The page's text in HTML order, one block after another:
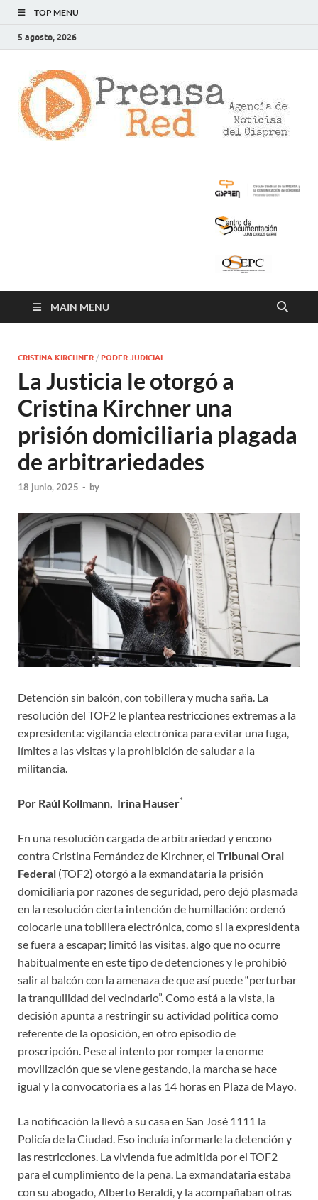
TOP MENU
5 agosto, 2026
MAIN MENU
CRISTINA KIRCHNER / PODER JUDICIAL
La Justicia le otorgó a
Cristina Kirchner una
prisión domiciliaria plagada
de arbitrariedades
18 junio, 2025 - by
Detención sin balcón, con tobillera y mucha saña. La
resolución del TOF2 le plantea restricciones extremas a la
expresidenta: vigilancia electrónica para evitar una fuga,
límites a las visitas y la prohibición de saludar a la
militancia.
Por Raúl Kollmann, Irina Hauser*
En una resolución cargada de arbitrariedad y encono
contra Cristina Fernández de Kirchner, el Tribunal Oral
Federal (TOF2) otorgó a la exmandataria la prisión
domiciliaria por razones de seguridad, pero dejó plasmada
en la resolución cierta intención de humillación: ordenó
colocarle una tobillera electrónica, como si la expresidenta
se fuera a escapar; limitó las visitas, algo que no ocurre
habitualmente en este tipo de detenciones y le prohibió
salir al balcón con la amenaza de que así puede “perturbar
la tranquilidad del vecindario”. Como está a la vista, la
decisión apunta a restringir su actividad política como
referente de la oposición, en otro episodio de
proscripción. Pese al intento por romper la enorme
movilización que se viene gestando, la marcha se hace
igual y la convocatoria es a las 14 horas en Plaza de Mayo.
La notificación la llevó a su casa en San José 1111 la
Policía de la Ciudad. Eso incluía informarle la detención y
las restricciones. La vivienda fue admitida por el TOF2
para el cumplimiento de la pena. La exmandataria estaba
con su abogado, Alberto Beraldi, y la acompañaban otras